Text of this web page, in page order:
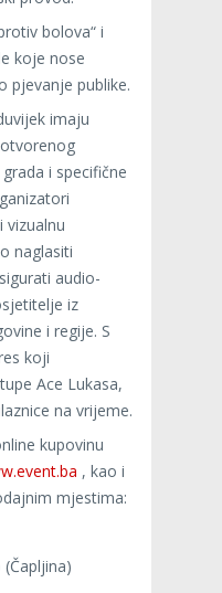
bolova“ i
koje nose
pjevanje publike.
imaju
i specifične
vizualnu
naglasiti
audio-
iz
i regije. S
koji
Ace Lukasa,
na vrijeme.
kupovinu
, kao i
mjestima: